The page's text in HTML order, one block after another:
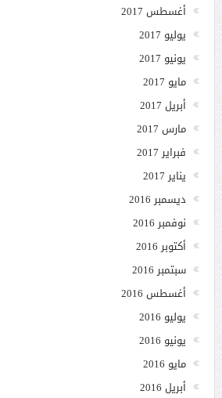
أغسطس 2017
يوليو 2017
يونيو 2017
مايو 2017
أبريل 2017
مارس 2017
فبراير 2017
يناير 2017
ديسمبر 2016
نوفمبر 2016
أكتوبر 2016
سبتمبر 2016
أغسطس 2016
يوليو 2016
يونيو 2016
مايو 2016
أبريل 2016